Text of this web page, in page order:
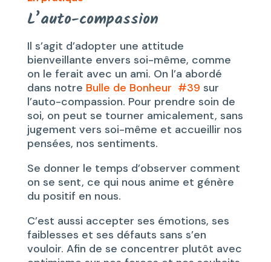
L’auto-compassion
Il s’agit d’adopter une attitude
bienveillante envers soi-même, comme
on le ferait avec un ami. On l’a abordé
dans notre Bulle de Bonheur #39 sur
l’auto-compassion. Pour prendre soin de
soi, on peut se tourner amicalement, sans
jugement vers soi-même et accueillir nos
pensées, nos sentiments.
Se donner le temps d’observer comment
on se sent, ce qui nous anime et génère
du positif en nous.
C’est aussi accepter ses émotions, ses
faiblesses et ses défauts sans s’en
vouloir. Afin de se concentrer plutôt avec